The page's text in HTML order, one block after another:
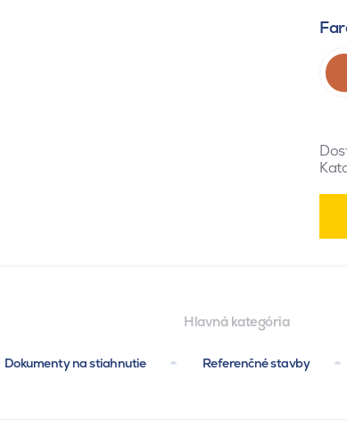
Hlavná kategória
Dokumenty na stiahnutie Referenčné stavby